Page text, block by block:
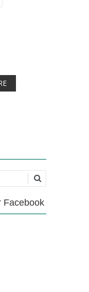
Facebook